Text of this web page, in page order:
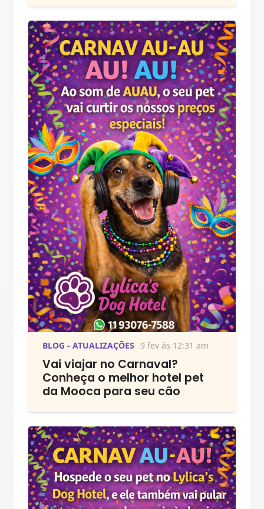
BLOG - ATUALIZAÇÕES 9 fev às 12:31 am
Vai viajar no Carnaval?
Conheça o melhor hotel pet
da Mooca para seu cão